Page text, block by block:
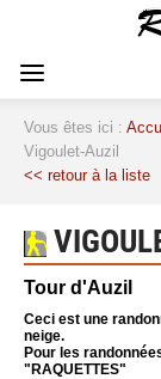
Vous êtes ici :
Vigoulet-Auzil
<< retour à la liste
Tour d'Auzil
Ceci est une
neige.
Pour les
"RAQUETTES"